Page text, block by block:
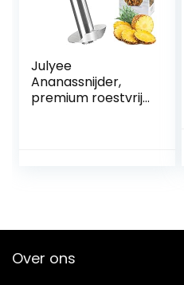
Julyee
Ananassnijder,
premium roestvrij
estendig
Over ons